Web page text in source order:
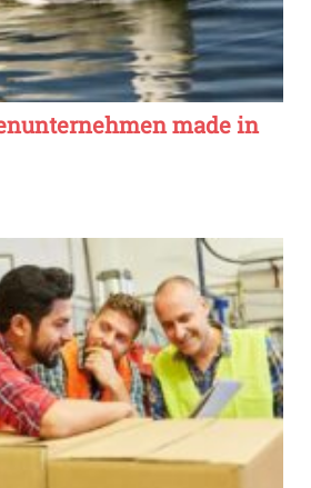
made in